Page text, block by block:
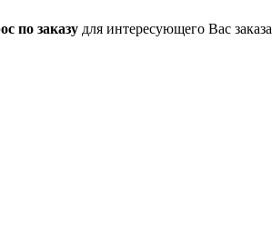
по заказу для интересующего Вас заказа